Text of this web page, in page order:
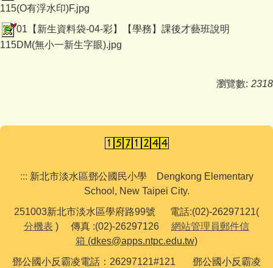
115(O有浮水印)F.jpg
01【新生資料袋-04-彩】【學務】課後才藝班說明
115DM(無小一新生字眼).jpg
瀏覽數: 2318
::: 新北市淡水區鄧公國民小學 Dengkong Elementary
School, New Taipei City.
251003新北市淡水區學府路99號 電話:(02)-26297121(
分機表 ) 傳真 :(02)-26297126 網站管理員郵件信
箱 (dkes@apps.ntpc.edu.tw)
鄧公國小反霸凌電話：26297121#121 鄧公國小反霸凌